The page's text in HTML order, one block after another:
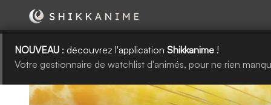
NOUVEAU : découvrez l'application Shikkanime !
Votre gestionnaire de watchlist d'animés, pour ne rien